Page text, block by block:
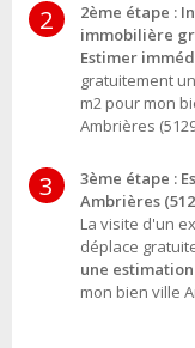
2
2ème étape :
immobilière
Estimer
gratuitement
m2 pour mon
Ambrières
3
3ème étape :
Ambrières
La visite d'un
déplace
une
mon bien ville